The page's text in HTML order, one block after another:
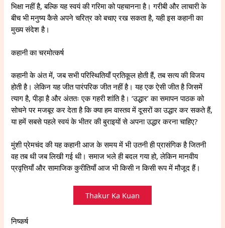
भिक्षा नहीं है, बल्कि यह स्वयं की गरिमा को पहचानना है। गरीबी और लाचारी के
बीच भी मनुष्य कैसे अपने चरित्र को बचाए रख सकता है, यही इस कहानी का
मुख्य संदेश है।
कहानी का चरमोत्कर्ष
कहानी के अंत में, जब सभी परिस्थितियाँ प्रतिकूल होती हैं, तब सत्य की विजय
होती है। लेकिन यह जीत पारंपरिक जीत नहीं है। यह एक ऐसी जीत है जिसमें
त्याग है, पीड़ा है और अंततः एक गहरी शांति है। ‘उद्धार’ का समापन पाठक को
सोचने पर मजबूर कर देता है कि क्या हम वास्तव में दूसरों का उद्धार कर सकते हैं,
या हमें सबसे पहले स्वयं के भीतर की बुराइयों से अपना उद्धार करना चाहिए?
मुंशी प्रेमचंद की यह कहानी आज के समय में भी उतनी ही प्रासंगिक है जितनी
वह तब थी जब लिखी गई थी। समाज भले ही बदल गया हो, लेकिन मानवीय
प्रवृत्तियाँ और सामाजिक कुरीतियाँ आज भी किसी न किसी रूप में मौजूद हैं।
Thakur Ka Kuan
निष्कर्ष